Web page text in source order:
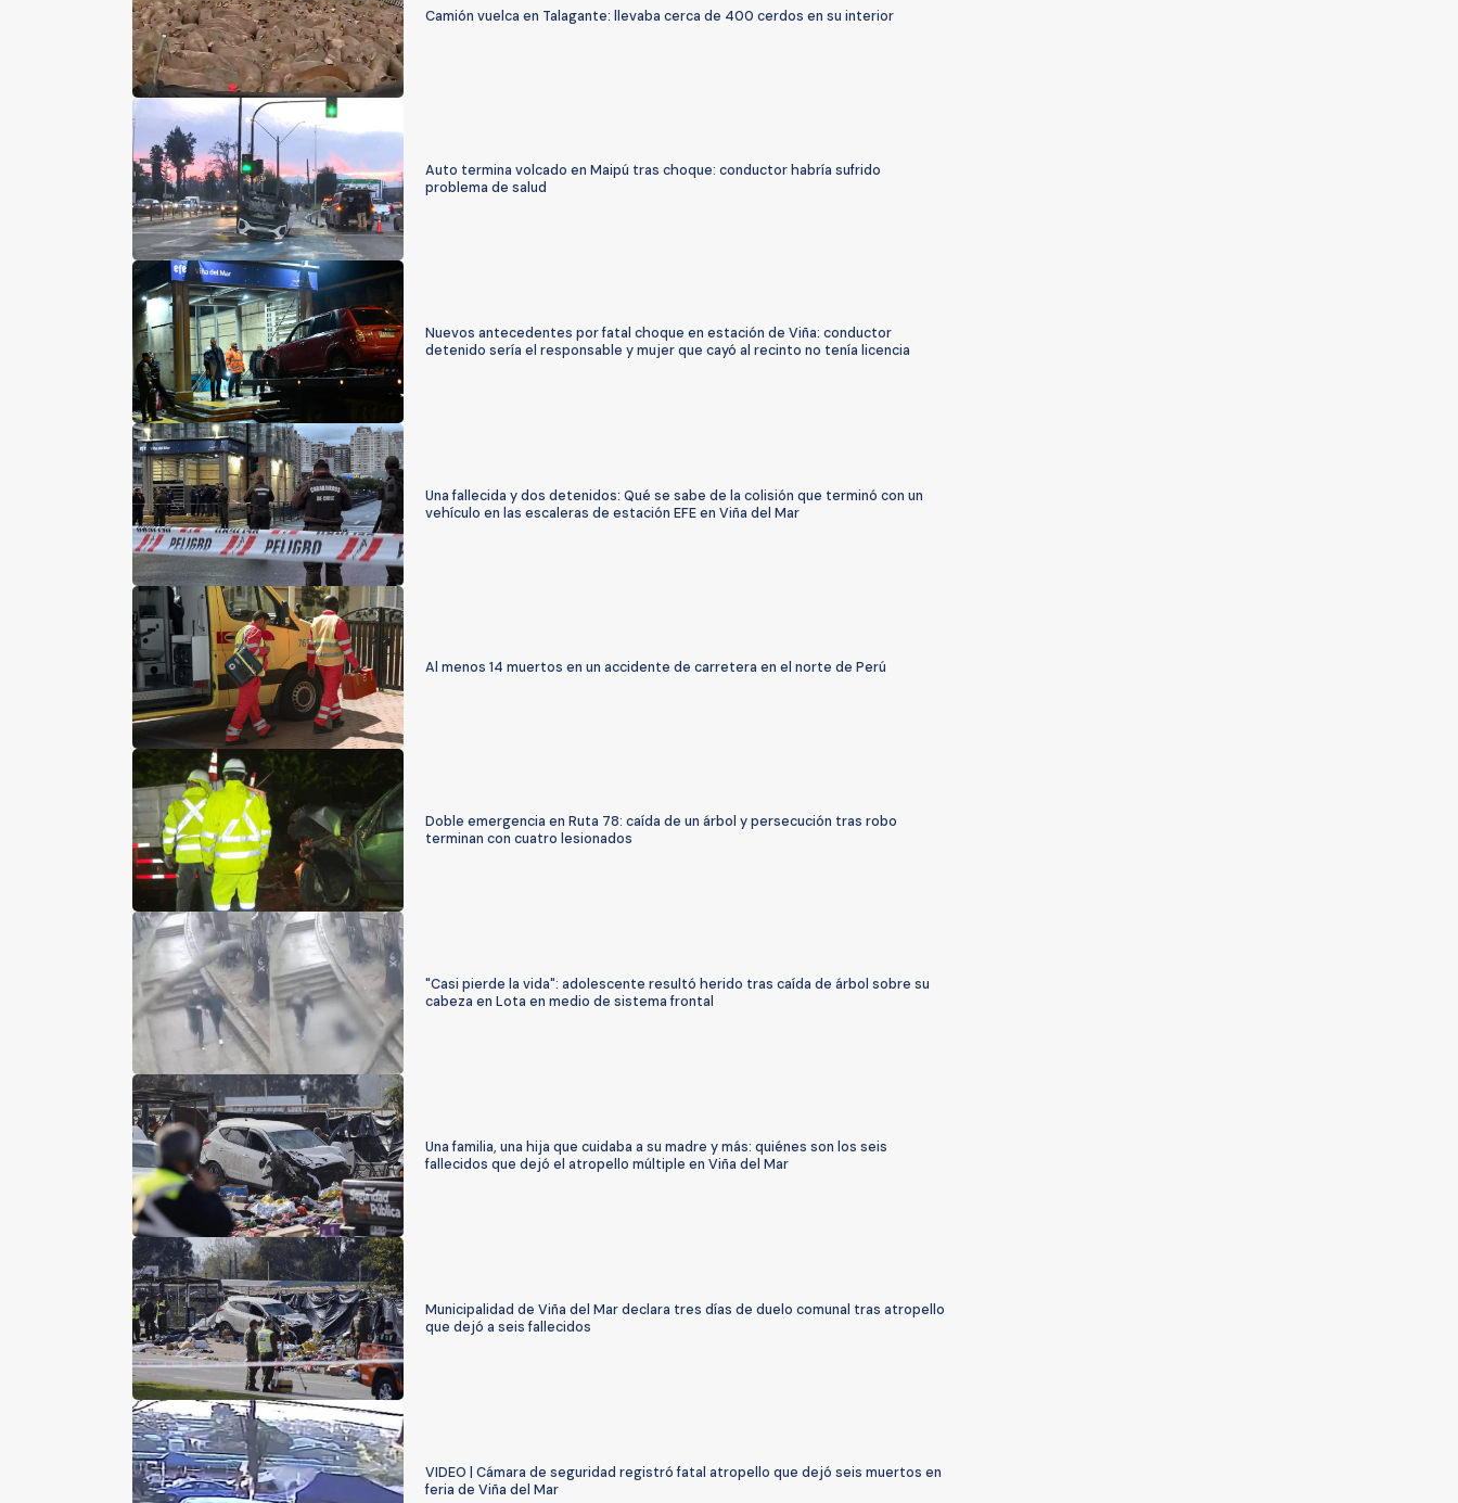
Camión vuelca en Talagante: llevaba cerca de 400 cerdos en su interior
Auto termina volcado en Maipú tras choque: conductor habría sufrido
problema de salud
Nuevos antecedentes por fatal choque en estación de Viña: conductor
detenido sería el responsable y mujer que cayó al recinto no tenía licencia
Una fallecida y dos detenidos: Qué se sabe de la colisión que terminó con un
vehículo en las escaleras de estación EFE en Viña del Mar
Al menos 14 muertos en un accidente de carretera en el norte de Perú
Doble emergencia en Ruta 78: caída de un árbol y persecución tras robo
terminan con cuatro lesionados
"Casi pierde la vida": adolescente resultó herido tras caída de árbol sobre su
cabeza en Lota en medio de sistema frontal
Una familia, una hija que cuidaba a su madre y más: quiénes son los seis
fallecidos que dejó el atropello múltiple en Viña del Mar
Municipalidad de Viña del Mar declara tres días de duelo comunal tras atropello
que dejó a seis fallecidos
VIDEO | Cámara de seguridad registró fatal atropello que dejó seis muertos en
feria de Viña del Mar